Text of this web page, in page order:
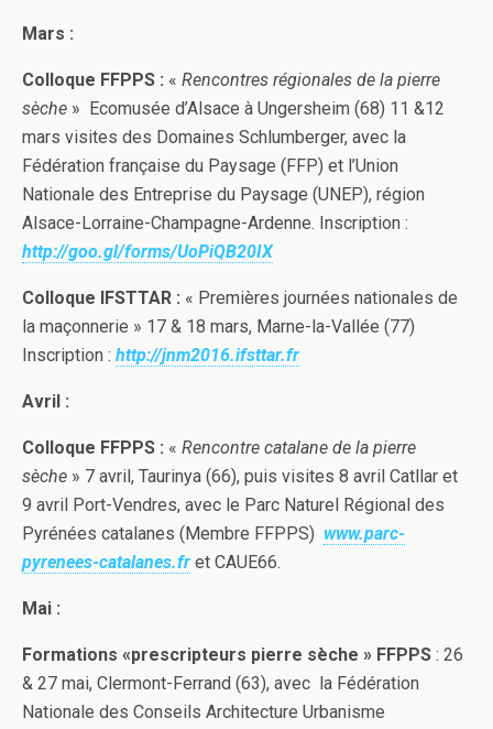
Mars :
Colloque FFPPS : « Rencontres régionales de la pierre
sèche » Ecomusée d’Alsace à Ungersheim (68) 11 &12
mars visites des Domaines Schlumberger, avec la
Fédération française du Paysage (FFP) et l’Union
Nationale des Entreprise du Paysage (UNEP), région
Alsace-Lorraine-Champagne-Ardenne. Inscription :
http://goo.gl/forms/UoPiQB20IX
Colloque IFSTTAR : « Premières journées nationales de
la maçonnerie » 17 & 18 mars, Marne-la-Vallée (77)
Inscription : http://jnm2016.ifsttar.fr
Avril :
Colloque FFPPS : « Rencontre catalane de la pierre
sèche » 7 avril, Taurinya (66), puis visites 8 avril Catllar et
9 avril Port-Vendres, avec le Parc Naturel Régional des
Pyrénées catalanes (Membre FFPPS) www.parc-
pyrenees-catalanes.fr et CAUE66.
Mai :
Formations «prescripteurs pierre sèche » FFPPS : 26
& 27 mai, Clermont-Ferrand (63), avec la Fédération
Nationale des Conseils Architecture Urbanisme